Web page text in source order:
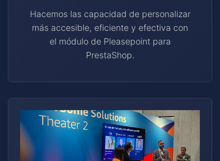
Hacemos las capacidad de personalizar
más accesible, eficiente y efectiva con
el módulo de Pleasepoint para
PrestaShop.